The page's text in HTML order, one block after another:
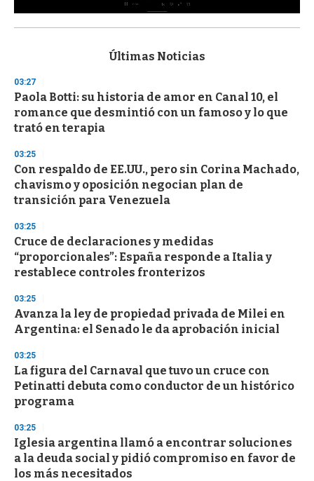
s
d
s
o
f
3
s
e
c
o
n
Últimas Noticias
03:27
Paola Botti: su historia de amor en Canal 10, el
romance que desmintió con un famoso y lo que
trató en terapia
03:25
Con respaldo de EE.UU., pero sin Corina Machado,
chavismo y oposición negocian plan de
transición para Venezuela
03:25
Cruce de declaraciones y medidas
“proporcionales”: España responde a Italia y
restablece controles fronterizos
03:25
Avanza la ley de propiedad privada de Milei en
Argentina: el Senado le da aprobación inicial
03:25
La figura del Carnaval que tuvo un cruce con
Petinatti debuta como conductor de un histórico
programa
03:25
Iglesia argentina llamó a encontrar soluciones
a la deuda social y pidió compromiso en favor de
los más necesitados